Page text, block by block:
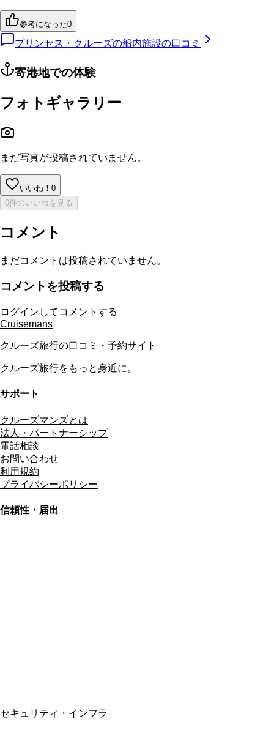
参考になった0
プリンセス・クルーズの船内施設の口コミ
寄港地での体験
フォトギャラリー
まだ写真が投稿されていません。
いいね！ 0
0件のいいねを見る
コメント
まだコメントは投稿されていません。
コメントを投稿する
ログインしてコメントする
Cruisemans
クルーズ旅行の口コミ・予約サイト
クルーズ旅行をもっと身近に。
サポート
クルーズマンズとは
法人・パートナーシップ
電話相談
お問い合わせ
利用規約
プライバシーポリシー
信頼性・届出
セキュリティ・インフラ